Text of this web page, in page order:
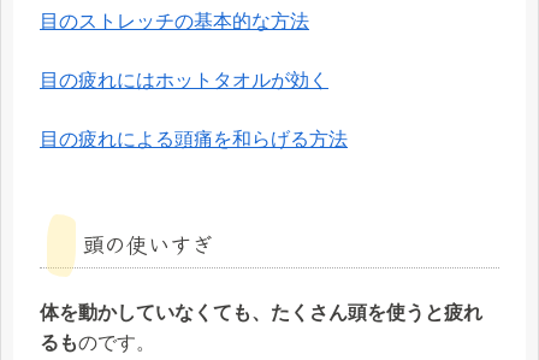
目のストレッチの基本的な方法
目の疲れにはホットタオルが効く
目の疲れによる頭痛を和らげる方法
頭の使いすぎ
体を動かしていなくても、たくさん頭を使うと疲れ
るものです。